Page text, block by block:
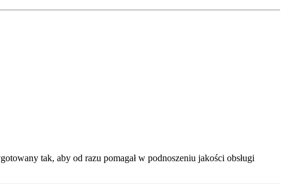
tak, aby od razu pomagał w podnoszeniu jakości obsługi